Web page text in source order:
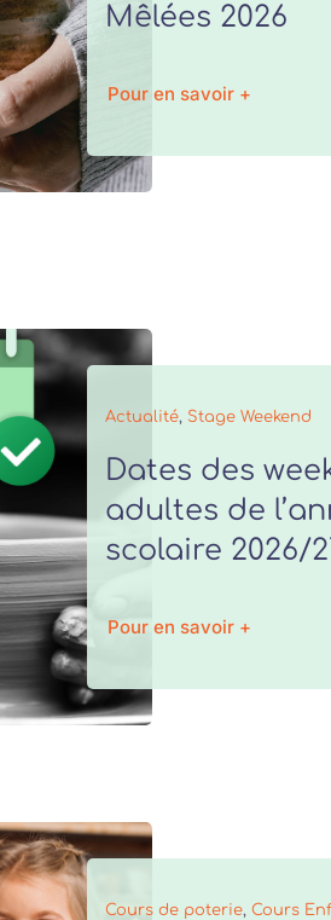
Mêlées 2026
Pour en savoir +
Actualité, Stage Weekend
Dates des
adultes de
scolaire 2026/
Pour en savoir +
Cours de poterie,Cours